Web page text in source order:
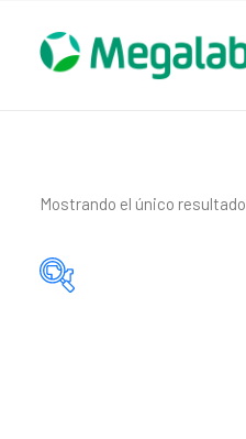
MEGASALUD
Mostrando el único resultado